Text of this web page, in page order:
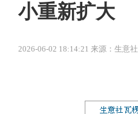
小重新扩大
2026-06-02 18:14:21 来源：生意社